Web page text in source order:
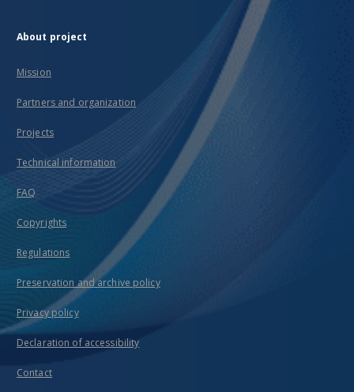
About project
Mission
Partners and organization
Projects
Technical information
FAQ
Copyrights
Regulations
Preservation and archive policy
Privacy policy
Declaration of accessibility
Contact